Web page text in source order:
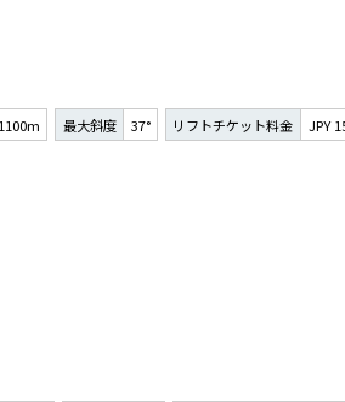
1100m 最大斜度 37° リフトチケット料金 JPY